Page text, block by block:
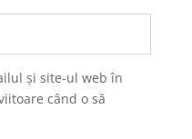
și site-ul web în
când o să